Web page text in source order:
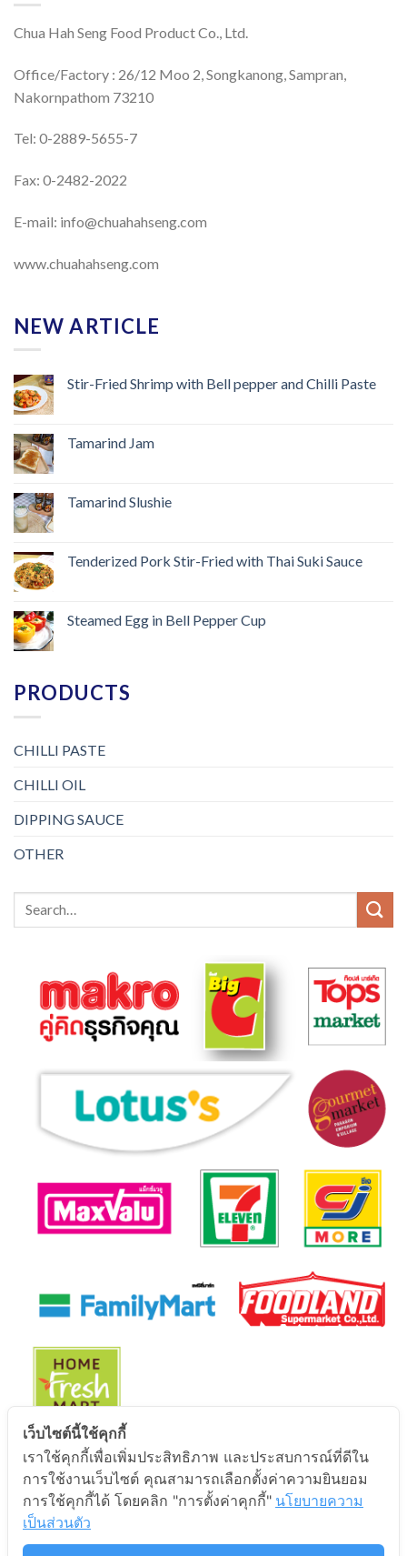
Chua Hah Seng Food Product Co., Ltd.
Office/Factory : 26/12 Moo 2, Songkanong, Sampran,
Nakornpathom 73210
Tel: 0-2889-5655-7
Fax: 0-2482-2022
E-mail: info@chuahahseng.com
www.chuahahseng.com
NEW ARTICLE
Stir-Fried Shrimp with Bell pepper and Chilli Paste
Tamarind Jam
Tamarind Slushie
Tenderized Pork Stir-Fried with Thai Suki Sauce
Steamed Egg in Bell Pepper Cup
PRODUCTS
CHILLI PASTE
CHILLI OIL
DIPPING SAUCE
OTHER
Search
นโยบายการคุ้มครองข้อมูลส่วนบุคคล
นโยบายการคุ้มครองข้อมูลส่วนบุคคล
เว็บไซต์นี้ใช้คุกกี้
เราใช้คุกกี้เพื่อเพิ่มประสิทธิภาพ และประสบการณ์ที่ดีใน
การใช้งานเว็บไซต์ คุณสามารถเลือกตั้งค่าความยินยอม
การใช้คุกกี้ได้ โดยคลิก "การตั้งค่าคุกกี้" นโยบายความ
เป็นส่วนตัว